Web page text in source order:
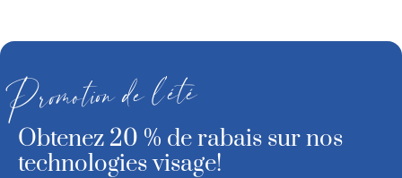
Promotion de l’été
Obtenez 20 % de rabais sur nos
technologies visage!